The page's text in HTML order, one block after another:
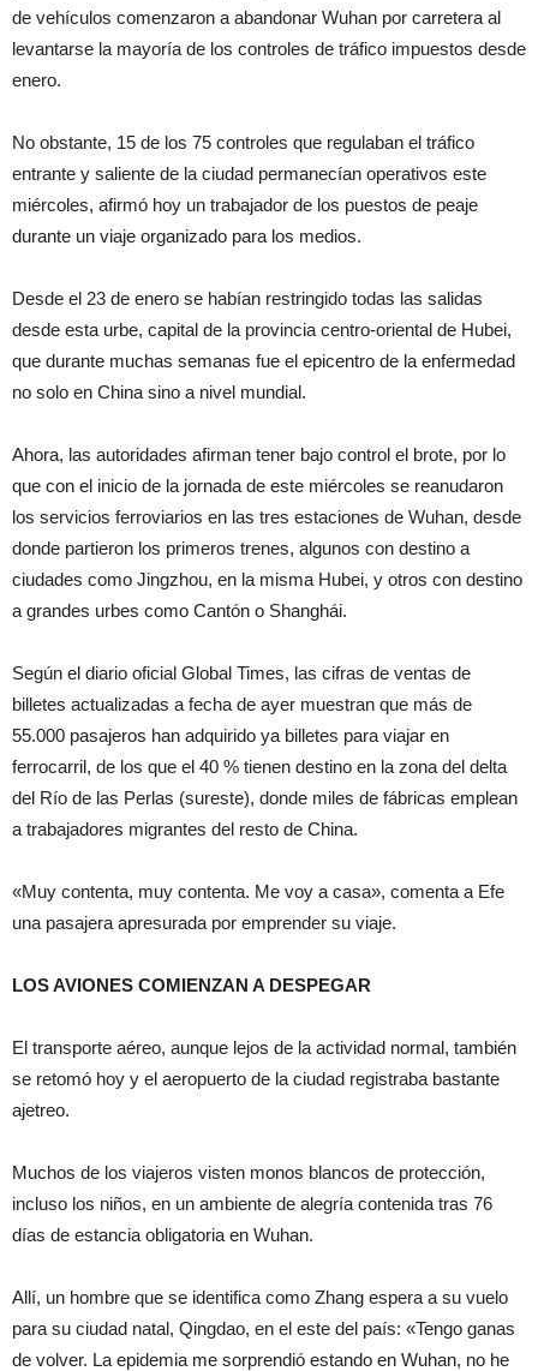
de vehículos comenzaron a abandonar Wuhan por carretera al
levantarse la mayoría de los controles de tráfico impuestos desde
enero.
No obstante, 15 de los 75 controles que regulaban el tráfico
entrante y saliente de la ciudad permanecían operativos este
miércoles, afirmó hoy un trabajador de los puestos de peaje
durante un viaje organizado para los medios.
Desde el 23 de enero se habían restringido todas las salidas
desde esta urbe, capital de la provincia centro-oriental de Hubei,
que durante muchas semanas fue el epicentro de la enfermedad
no solo en China sino a nivel mundial.
Ahora, las autoridades afirman tener bajo control el brote, por lo
que con el inicio de la jornada de este miércoles se reanudaron
los servicios ferroviarios en las tres estaciones de Wuhan, desde
donde partieron los primeros trenes, algunos con destino a
ciudades como Jingzhou, en la misma Hubei, y otros con destino
a grandes urbes como Cantón o Shanghái.
Según el diario oficial Global Times, las cifras de ventas de
billetes actualizadas a fecha de ayer muestran que más de
55.000 pasajeros han adquirido ya billetes para viajar en
ferrocarril, de los que el 40 % tienen destino en la zona del delta
del Río de las Perlas (sureste), donde miles de fábricas emplean
a trabajadores migrantes del resto de China.
«Muy contenta, muy contenta. Me voy a casa», comenta a Efe
una pasajera apresurada por emprender su viaje.
LOS AVIONES COMIENZAN A DESPEGAR
El transporte aéreo, aunque lejos de la actividad normal, también
se retomó hoy y el aeropuerto de la ciudad registraba bastante
ajetreo.
Muchos de los viajeros visten monos blancos de protección,
incluso los niños, en un ambiente de alegría contenida tras 76
días de estancia obligatoria en Wuhan.
Allí, un hombre que se identifica como Zhang espera a su vuelo
para su ciudad natal, Qingdao, en el este del país: «Tengo ganas
de volver. La epidemia me sorprendió estando en Wuhan, no he